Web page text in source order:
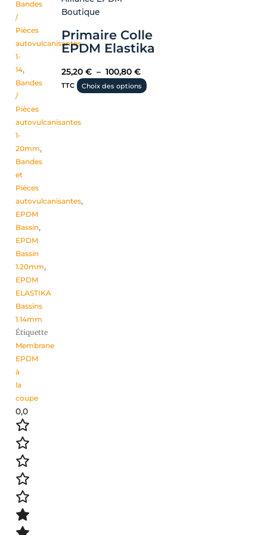
Bandes
/
Pièces
autovulcanisantes
1-
14,
Bandes
/
Pièces
autovulcanisantes
1-
20mm,
Bandes
et
Pièces
autovulcanisantes,
EPDM
Bassin,
EPDM
Bassin
1.20mm,
EPDM
ELASTIKA
Bassins
1.14mm
Étiquette
Membrane
EPDM
à
la
coupe
0,0
Boutique
Primaire Colle
EPDM Elastika
25,20 € – 100,80 €
TTC Choix des options